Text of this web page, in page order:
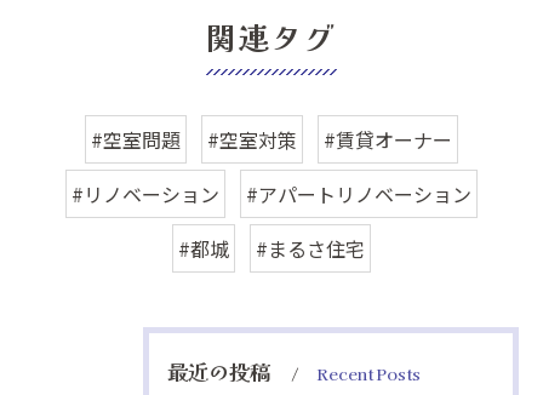
関連タグ
#空室問題 #空室対策
#賃貸オーナー
#リノベーション
#アパートリノベーション
#都城
#まるさ住宅
最近の投稿 Recent Posts